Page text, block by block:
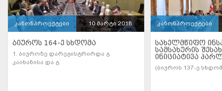
კანონპროექტები 10 მარტი 2018
ᲑᲘᲣᲠᲝᲡ 164-Ე ᲡᲮᲓᲝᲛᲐ
1. ბიუროზე დარეგისტრირდა გ.
კაიხანისა და გ.
კანონპროექტები
ᲡᲐᲮᲔᲚᲛᲬᲘᲤᲝ
ᲡᲐᲛᲡᲐᲮᲣᲠᲘᲡ
ᲘᲜᲘᲪᲘᲐᲢᲘᲕᲐ
(ბიუროს 137-ე